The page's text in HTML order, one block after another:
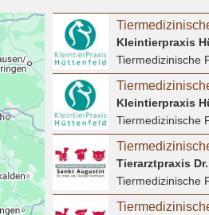
Kleintierpraxis
Tiermedizinische
Kleintierpraxis
Tiermedizinische
Tierarztpraxis
Tiermedizinische